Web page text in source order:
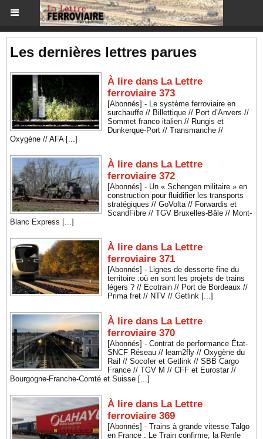
Les dernières lettres parues
À lire dans La Lettre
ferroviaire 373
[Abonnés] - Le système ferroviaire en
surchauffe // Billettique // Port d’Anvers //
Sommet franco italien // Rungis et
Dunkerque-Port // Transmanche //
Oxygène // AFA [...]
À lire dans La Lettre
ferroviaire 372
[Abonnés] - Un « Schengen militaire » en
construction pour fluidifier les transports
stratégiques // GoVolta // Forwardis et
ScandFibre // TGV Bruxelles-Bâle // Mont-
Blanc Express [...]
À lire dans La Lettre
ferroviaire 371
[Abonnés] - Lignes de desserte fine du
territoire :où en sont les projets de trains
légers ? // Ecotrain // Port de Bordeaux //
Prima fret // NTV // Getlink [...]
À lire dans La Lettre
ferroviaire 370
[Abonnés] - Contrat de performance État-
SNCF Réseau // learn2fly // Oxygène du
Rail // Socofer et Getlink // SBB Cargo
France // TGV M // CFF et Eurostar //
Bourgogne-Franche-Comté et Suisse [...]
À lire dans La Lettre
ferroviaire 369
[Abonnés] - Trains à grande vitesse Talgo
en France : Le Train confirme, la Renfe